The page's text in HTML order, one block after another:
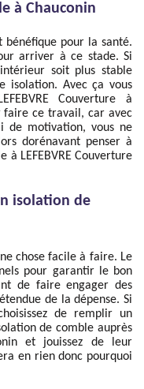
à Chauconin
bénéfique pour la santé.
arriver à ce stade. Si
soit plus stable
isolation. Avec ça vous
Couverture à
faire ce travail, car avec
de motivation, vous ne
dorénavant penser à
LEFEBVRE Couverture
isolation de
chose facile à faire. Le
pour garantir le bon
de faire engager des
de la dépense. Si
de remplir un
de comble auprès
et jouissez de leur
en rien donc pourquoi